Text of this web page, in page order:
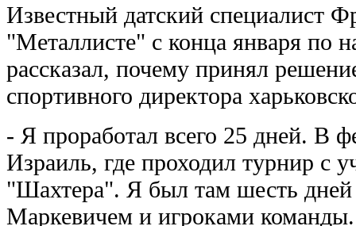
Известный датский специалист
"Металлисте" с конца января по
рассказал, почему принял
спортивного директора
- Я проработал всего 25 дней. В
Израиль, где проходил турнир с
"Шахтера". Я был там шесть дней
Маркевичем и игроками